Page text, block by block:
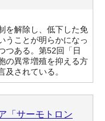
を解除し、低下した免
うことが明らかになっ
つある。第52回「日
の異常増殖を抑える方
されている。
「サーモトロン